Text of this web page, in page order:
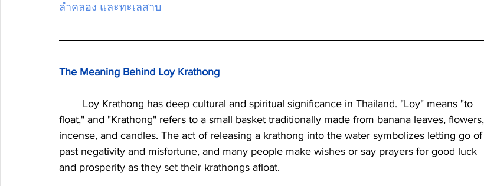
ลำคลอง และทะเลสาบ
The Meaning Behind Loy Krathong
float," and "Krathong" refers to a small basket traditionally made from banana leaves, flowers,
incense, and candles. The act of releasing a krathong into the water symbolizes letting go of
past negativity and misfortune, and many people make wishes or say prayers for good luck
and prosperity as they set their krathongs afloat.